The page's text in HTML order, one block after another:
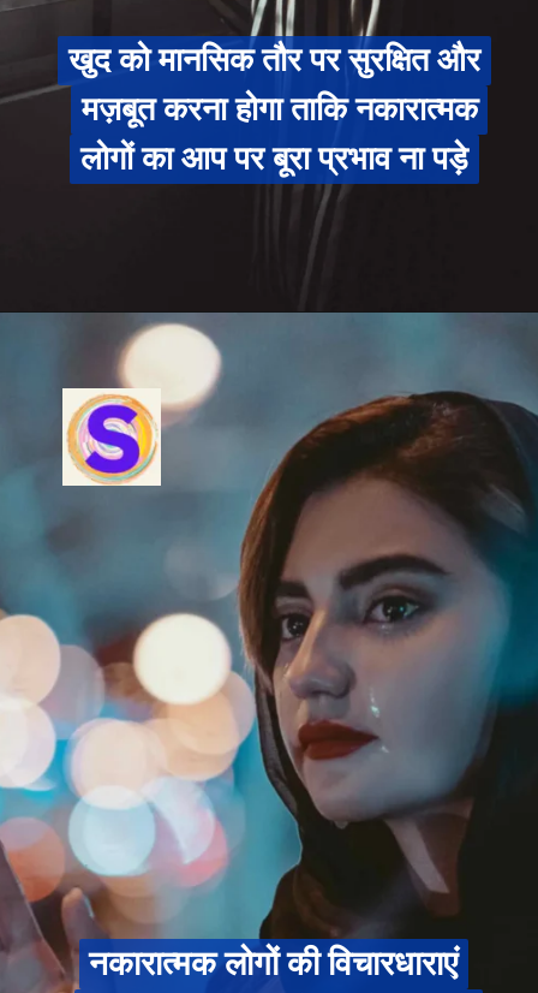
खुद को मानसिक तौर पर सुरक्षित और
मज़बूत करना होगा ताकि नकारात्मक
लोगों का आप पर बूरा प्रभाव ना पड़े
खुद को मानसिक तौर पर सुरक्षित और
मज़बूत करना होगा ताकि नकारात्मक
लोगों का आप पर बूरा प्रभाव ना पड़े
नकारात्मक लोगों की विचारधाराएं
नकारात्मक लोगों की विचारधाराएं